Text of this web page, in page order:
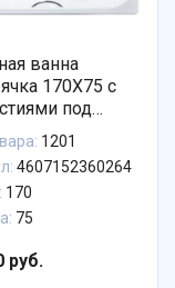
ванна
170X75 с
под
1201
4607152360264
170
75
руб.